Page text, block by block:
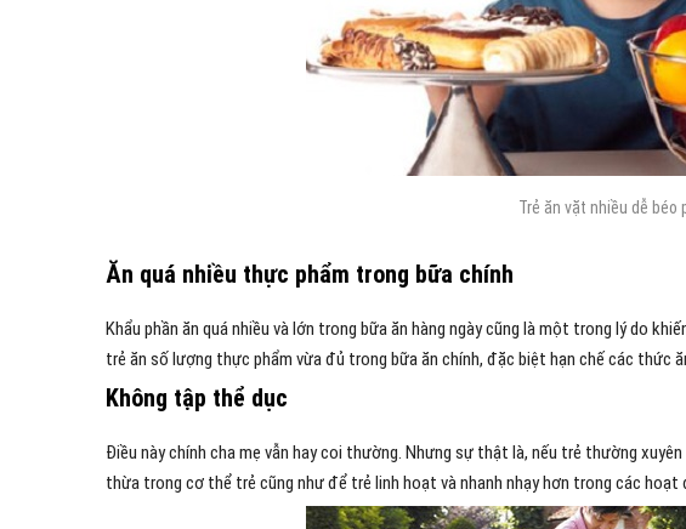
Trẻ ăn vặt nhiều dễ béo
Ăn quá nhiều thực phẩm trong bữa chính
Khẩu phần ăn quá nhiều và lớn trong bữa ăn hàng ngày cũng là một trong lý do
trẻ ăn số lượng thực phẩm vừa đủ trong bữa ăn chính, đặc biệt hạn chế các thức
Không tập thể dục
Điều này chính cha mẹ vẫn hay coi thường. Nhưng sự thật là, nếu trẻ thường
thừa trong cơ thể trẻ cũng như để trẻ linh hoạt và nhanh nhạy hơn trong các